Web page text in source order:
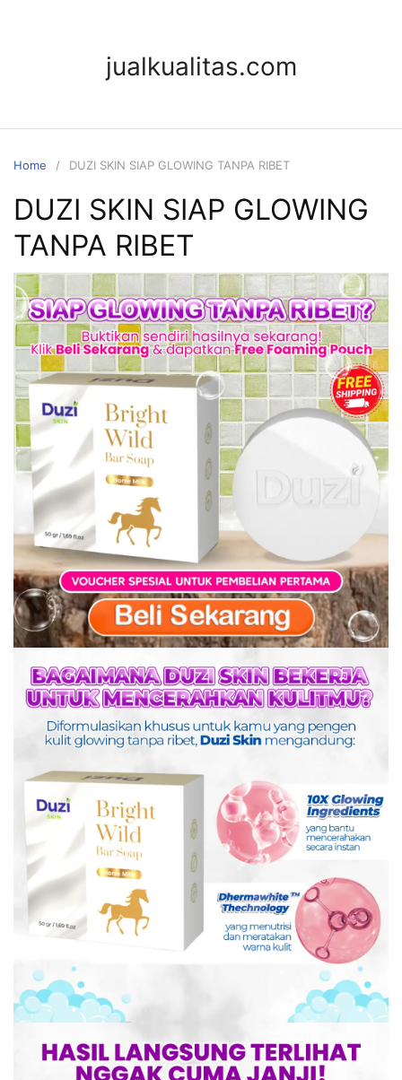
jualkualitas.com
Home DUZI SKIN SIAP GLOWING TANPA RIBET
DUZI SKIN SIAP GLOWING
TANPA RIBET